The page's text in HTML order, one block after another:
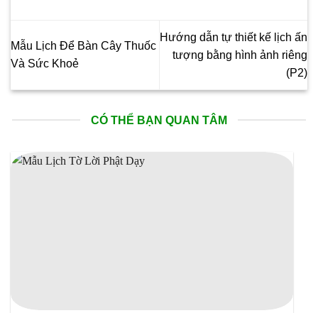
Mẫu Lịch Để Bàn Cây Thuốc
Và Sức Khoẻ
Hướng dẫn tự thiết kế lịch ấn
tượng bằng hình ảnh riêng
(P2)
CÓ THỂ BẠN QUAN TÂM